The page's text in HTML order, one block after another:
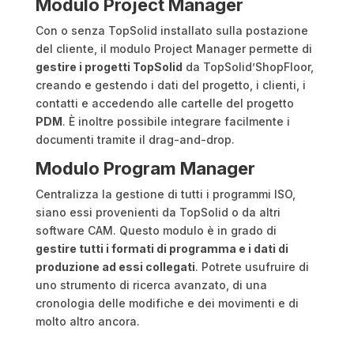
Modulo Project Manager
Con o senza TopSolid installato sulla postazione
del cliente, il modulo Project Manager permette di
gestire i progetti TopSolid da TopSolid’ShopFloor,
creando e gestendo i dati del progetto, i clienti, i
contatti e accedendo alle cartelle del progetto
PDM. È inoltre possibile integrare facilmente i
documenti tramite il drag-and-drop.
Modulo Program Manager
Centralizza la gestione di tutti i programmi ISO,
siano essi provenienti da TopSolid o da altri
software CAM. Questo modulo è in grado di
gestire tutti i formati di programma e i dati di
produzione ad essi collegati. Potrete usufruire di
uno strumento di ricerca avanzato, di una
cronologia delle modifiche e dei movimenti e di
molto altro ancora.